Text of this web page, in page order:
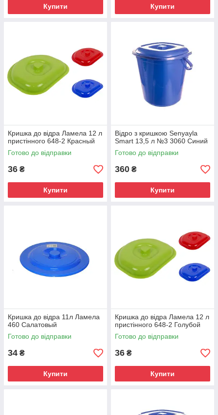
Купити Купити
Кришка до відра Ламела 12 л
пристінного 648-2 Красный
Готово до відправки
36 ₴
Купити
Відро з кришкою Senyayla
Smart 13,5 л №3 3060 Синий
Готово до відправки
360 ₴
Купити
Кришка до відра 11л Ламела
460 Салатовый
Готово до відправки
34 ₴
Купити
Кришка до відра Ламела 12 л
пристінного 648-2 Голубой
Готово до відправки
36 ₴
Купити